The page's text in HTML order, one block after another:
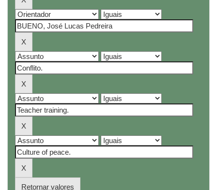
Retornar valores